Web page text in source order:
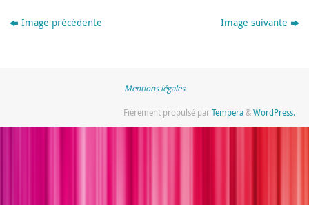
Image précédente Image suivante
Mentions légales
Fièrement propulsé parTempera&WordPress.